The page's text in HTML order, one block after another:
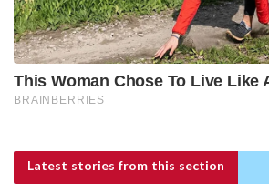
Latest stories from this section